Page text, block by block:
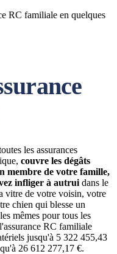
RC familiale en quelques
les assurances
couvre les dégâts
membre de votre famille,
infliger à autrui dans le
vitre de votre voisin, votre
chien qui blesse un
mêmes pour tous les
RC familiale
jusqu'à 5 322 455,43
26 612 277,17 €.